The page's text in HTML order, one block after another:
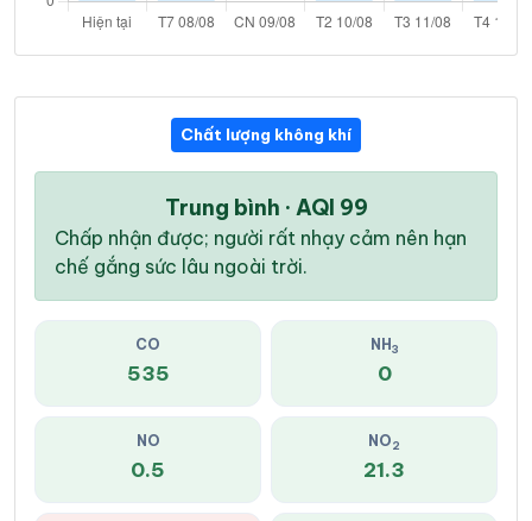
Chất lượng không khí
Trung bình · AQI 99
Chấp nhận được; người rất nhạy cảm nên hạn
chế gắng sức lâu ngoài trời.
CO
535
NH 3
0
NO
0.5
NO2
21.3